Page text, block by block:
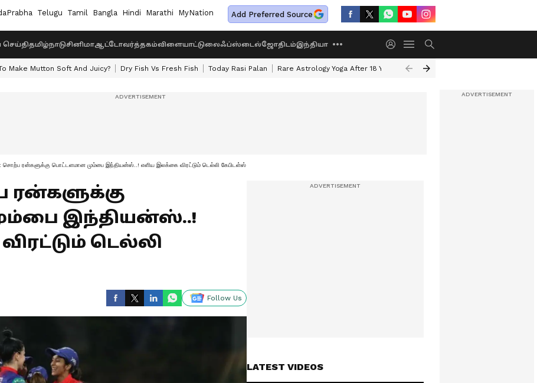
Telugu Tamil Bangla Hindi Marathi MyNation Add Preferred Source
தமிழ்நாடுசினிமாஆட்டோவர்த்தகம்விளையாட்டுலைஃப்ஸ்டைல்ஜோதிடம்இந்தியா
Make Mutton Soft And Juicy? Dry Fish Vs Fresh Fish Today Rasi Palan Rare Astrology Yoga After 18 Years Dwi Pushkar Yoga 2026
சொற்ப ரன்களுக்கு பொட்டளமான மும்பை இந்தியன்ஸ்..! எளிய இலக்கை விரட்டும் டெல்லி கேபிடள்ஸ்
ரன்களுக்கு
இந்தியன்ஸ்..!
டெல்லி
Follow Us
LATEST VIDEOS